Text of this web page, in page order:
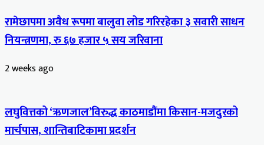
रामेछापमा अवैध रूपमा बालुवा लोड गरिरहेका ३ सवारी साधन
नियन्त्रणमा, रु ६७ हजार ५ सय जरिवाना
2 weeks ago
लघुवित्तको ‘ऋणजाल’विरुद्ध काठमाडौंमा किसान-मजदुरको
मार्चपास, शान्तिबाटिकामा प्रदर्शन